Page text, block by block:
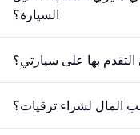
السيارة؟
التقدم بها على سيارتي؟
المال لشراء ترقيات؟